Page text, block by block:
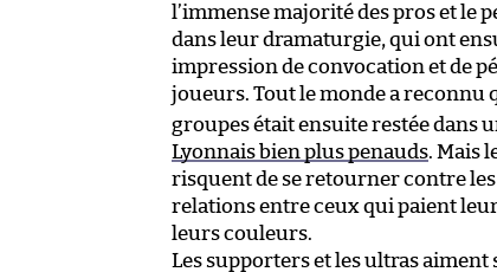
l’immense majorité des pros et le
dans leur dramaturgie, qui ont
impression de convocation et de
joueurs. Tout le monde a reconnu
groupes était ensuite restée dans
Lyonnais bien plus penauds. Mais
risquent de se retourner contre
relations entre ceux qui paient
leurs couleurs.
Les supporters et les ultras